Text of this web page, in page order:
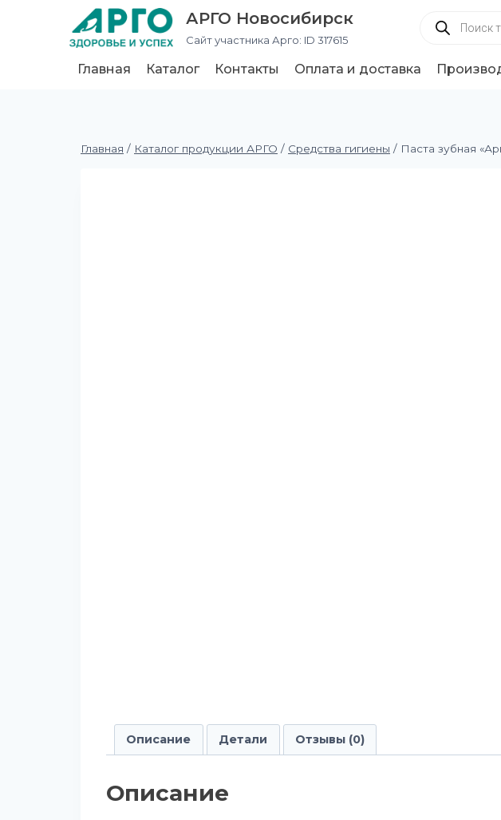
АРГО Новосибирск
Сайт участника Арго: ID 317615
Главная Каталог Контакты Оплата и доставка
Главная / Каталог продукции АРГО / Средства гигиены / Паста зубная
Описание Детали Отзывы (0)
Описание